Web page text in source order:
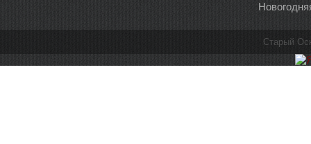
Старый